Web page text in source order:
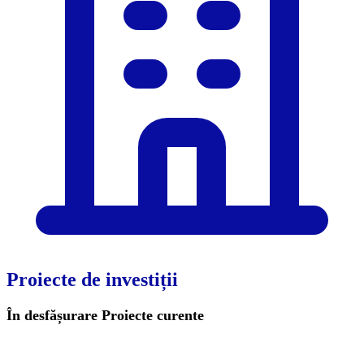
Proiecte de investiții
În desfășurare Proiecte curente